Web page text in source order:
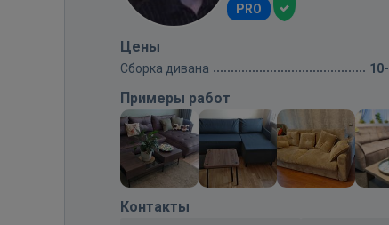
PRO
Цены
Сборка дивана
Примеры работ
Контакты